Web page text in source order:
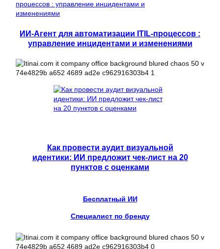
ИИ-Агент для автоматизации ITIL-процессов :
управление инцидентами и изменениями
Как провести аудит визуальной
идентики: ИИ предложит чек-лист на 20
пунктов с оценками
Бесплатный ИИ
Специалист по бренду